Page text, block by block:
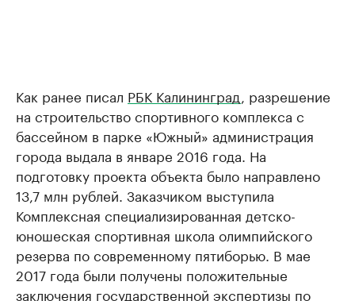
Как ранее писал РБК Калининград , разрешение
на строительство спортивного комплекса с
бассейном в парке «Южный» администрация
города выдала в январе 2016 года. На
подготовку проекта объекта было направлено
13,7 млн рублей. Заказчиком выступила
Комплексная специализированная детско-
юношеская спортивная школа олимпийского
резерва по современному пятиборью. В мае
2017 года были получены положительные
заключения государственной экспертизы по